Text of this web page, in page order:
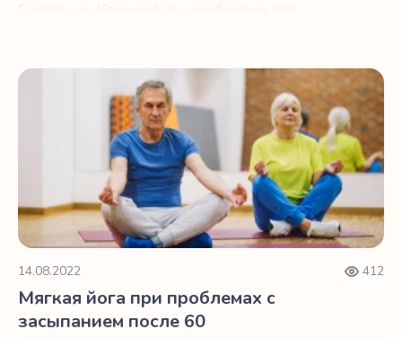
Мягкая йога при проблемах с засыпанием после 60
14.08.2022 412
Мягкая йога при проблемах с
засыпанием после 60